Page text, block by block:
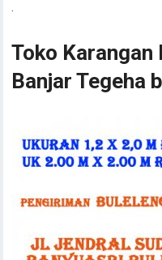
.
Toko Karangan
Banjar Tegeha